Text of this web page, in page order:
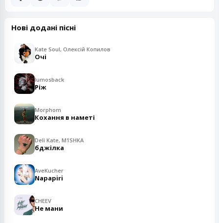
Нові додані пісні
Kate Soul, Олексій Копилов
Очі
lumosback
Ріж
Morphom
Кохання в наметі
Deli Kate, M1SHKA
бджілка
AveKucher
Napapiri
CHEEV
Не мани